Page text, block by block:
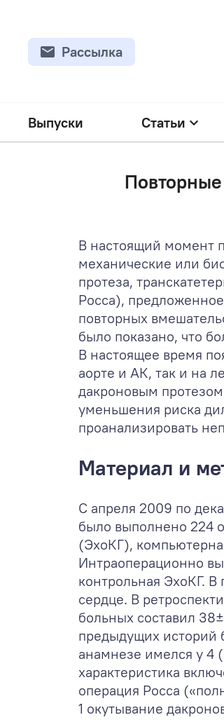
Рассылка
Выпуски Статьи
В настоящий момент
механические или
протеза,
Росса),
повторных
было показано, что
В настоящее время
аорте и АК, так и на
дакроновым
уменьшения риска
проанализировать
Материал и
С апреля 2009 по
было выполнено 224
(ЭхоКГ),
Интраоперационно
контрольная ЭхоКГ.
сердце. В
больных составил
предыдущих историй
анамнезе имелся у 4
характеристика
операция Росса
1 окутывание